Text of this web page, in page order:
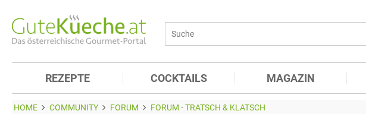
REZEPTE COCKTAILS MAGAZIN
HOME COMMUNITY FORUM FORUM - TRATSCH & KLATSCH